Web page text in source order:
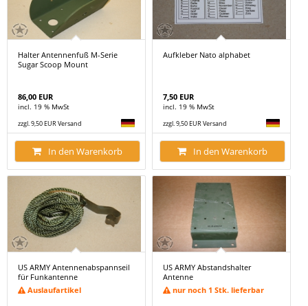
Halter Antennenfuß M-Serie
Sugar Scoop Mount
86,00 EUR
incl. 19 % MwSt
zzgl. 9,50 EUR Versand
In den Warenkorb
Aufkleber Nato alphabet
7,50 EUR
incl. 19 % MwSt
zzgl. 9,50 EUR Versand
In den Warenkorb
US ARMY Antennenabspannseil
für Funkantenne
Auslaufartikel
US ARMY Abstandshalter
Antenne
nur noch 1 Stk. lieferbar